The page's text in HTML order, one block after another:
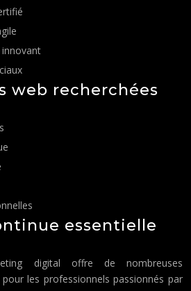
web recherchées
essentielle
digital offre de nombreuses
les professionnels passionnés par